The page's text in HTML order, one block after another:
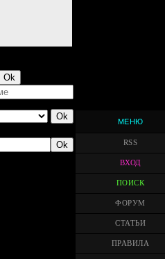
МЕНЮ
RSS
ВХОД
ПОИСК
ФОРУМ
СТАТЬИ
ПРАВИЛА